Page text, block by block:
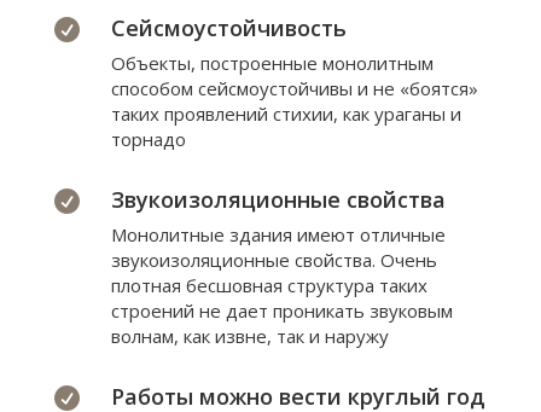
 Сейсмоустойчивость
Объекты, построенные монолитным
способом сейсмоустойчивы и не «боятся»
таких проявлений стихии, как ураганы и
торнадо
 Звукоизоляционные свойства
Монолитные здания имеют отличные
звукоизоляционные свойства. Очень
плотная бесшовная структура таких
строений не дает проникать звуковым
волнам, как извне, так и наружу
 Работы можно вести круглый год